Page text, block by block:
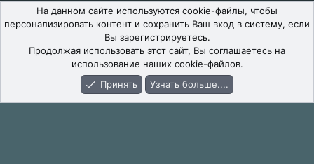
Что Нового Вход Регистрация
На данном сайте используются cookie-файлы, чтобы
персонализировать контент и сохранить Ваш вход в систему, если
Вы зарегистрируетесь.
Продолжая использовать этот сайт, Вы соглашаетесь на
использование наших cookie-файлов.
Принять
Узнать больше....